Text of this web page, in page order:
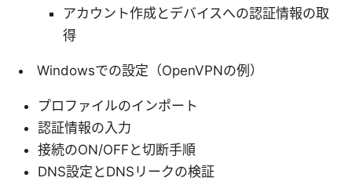
アカウント作成とデバイスへの認証情報の取
得
Windowsでの設定（OpenVPNの例）
プロファイルのインポート
認証情報の入力
接続のON/OFFと切断手順
DNS設定とDNSリークの検証